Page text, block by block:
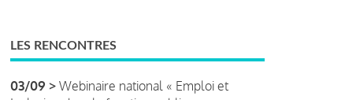
LES RENCONTRES
03/09 > Webinaire national « Emploi et